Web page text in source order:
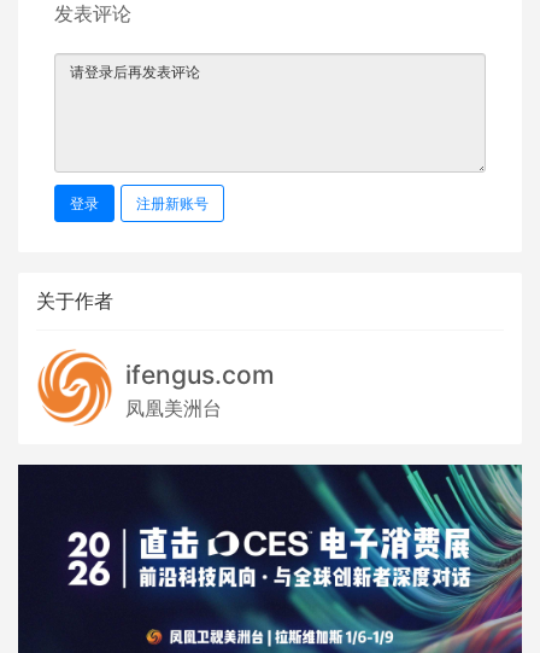
发表评论
登录 注册新账号
关于作者
ifengus.com
凤凰美洲台